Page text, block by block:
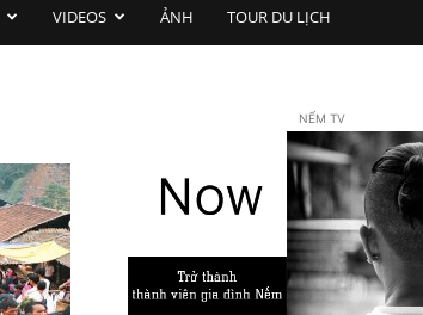
VIDEOS ẢNH TOUR DU LỊCH
NẾM TV